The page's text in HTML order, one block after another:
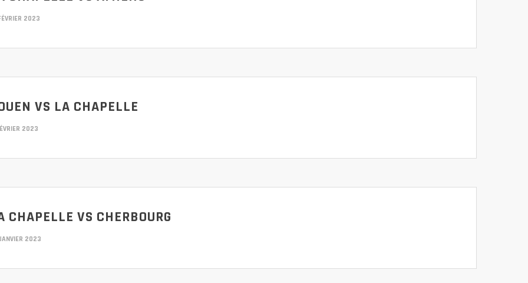
2023
VS LA CHAPELLE
2023
CHAPELLE VS CHERBOURG
2023